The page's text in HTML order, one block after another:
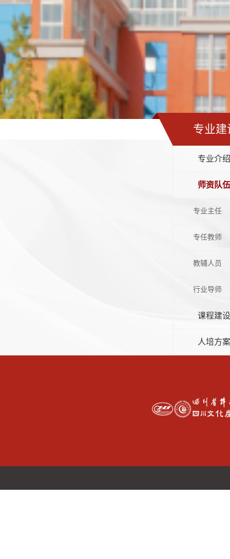
专业建
专业介绍
师资队伍
专业主任
专任教师
教辅人员
行业导师
课程建设
人培方案